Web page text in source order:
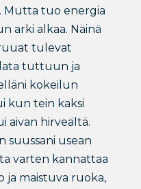
Mutta tuo energia
arki alkaa. Näinä
tulevat
tuttuun ja
kokeilun
kun tein kaksi
aivan hirveältä.
suussani usean
varten kannattaa
ja maistuva ruoka,